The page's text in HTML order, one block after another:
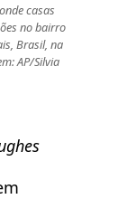
casas
no bairro
Brasil, na
AP/Silvia